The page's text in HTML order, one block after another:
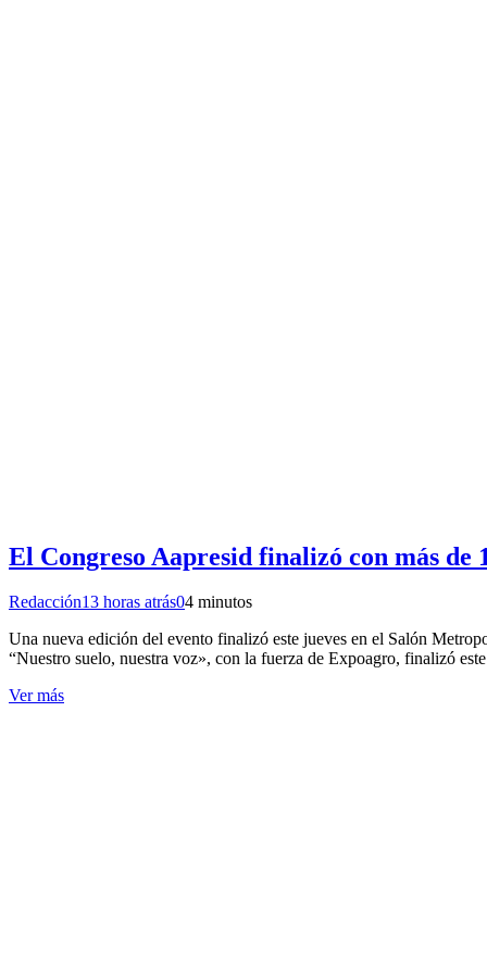
El Congreso Aapresid finalizó con más de
Redacción13 horas atrás04 minutos
Una nueva edición del evento finalizó este jueves en el Salón
“Nuestro suelo, nuestra voz», con la fuerza de Expoagro, finalizó
Ver más